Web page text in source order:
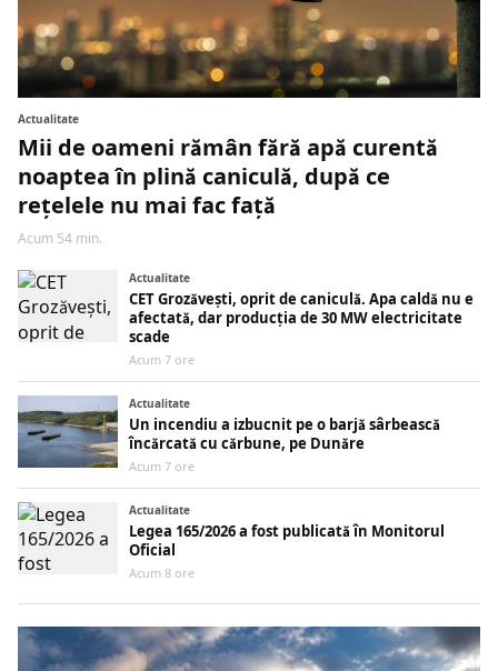
Actualitate
Mii de oameni rămân fără apă curentă
noaptea în plină caniculă, după ce
rețelele nu mai fac față
Acum 54 min.
Actualitate
CET Grozăvești, oprit de caniculă. Apa caldă nu e
afectată, dar producția de 30 MW electricitate
scade
Acum 7 ore
Actualitate
Un incendiu a izbucnit pe o barjă sârbească
încărcată cu cărbune, pe Dunăre
Acum 7 ore
Actualitate
Legea 165/2026 a fost publicată în Monitorul
Oficial
Acum 8 ore